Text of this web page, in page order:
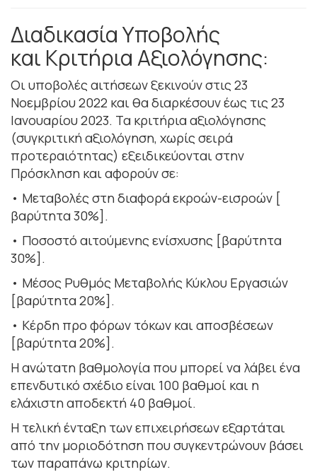
Διαδικασία Υποβολής
και Κριτήρια Αξιολόγησης:
Οι υποβολές αιτήσεων ξεκινούν στις 23
Νοεμβρίου 2022 και θα διαρκέσουν έως τις 23
Ιανουαρίου 2023. Τα κριτήρια αξιολόγησης
(συγκριτική αξιολόγηση, χωρίς σειρά
προτεραιότητας) εξειδικεύονται στην
Πρόσκληση και αφορούν σε:
• Μεταβολές στη διαφορά εκροών-εισροών [
βαρύτητα 30%].
• Ποσοστό αιτούμενης ενίσχυσης [βαρύτητα
30%].
• Μέσος Ρυθμός Μεταβολής Κύκλου Εργασιών
[βαρύτητα 20%].
• Κέρδη προ φόρων τόκων και αποσβέσεων
[βαρύτητα 20%].
Η ανώτατη βαθμολογία που μπορεί να λάβει ένα
επενδυτικό σχέδιο είναι 100 βαθμοί και η
ελάχιστη αποδεκτή 40 βαθμοί.
Η τελική ένταξη των επιχειρήσεων εξαρτάται
από την μοριοδότηση που συγκεντρώνουν βάσει
των παραπάνω κριτηρίων.